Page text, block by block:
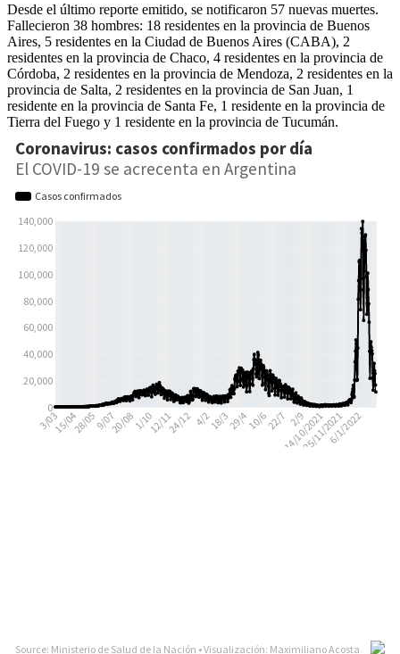
Desde el último reporte emitido, se notificaron 57 nuevas muertes.
Fallecieron 38 hombres: 18 residentes en la provincia de Buenos
Aires, 5 residentes en la Ciudad de Buenos Aires (CABA), 2
residentes en la provincia de Chaco, 4 residentes en la provincia de
Córdoba, 2 residentes en la provincia de Mendoza, 2 residentes en la
provincia de Salta, 2 residentes en la provincia de San Juan, 1
residente en la provincia de Santa Fe, 1 residente en la provincia de
Tierra del Fuego y 1 residente en la provincia de Tucumán.